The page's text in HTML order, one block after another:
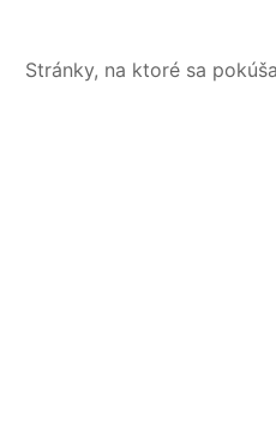
Stránky, na ktoré sa